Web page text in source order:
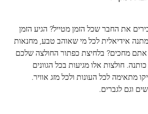
את החבר שכל הזמן מטייל? הגיע הזמן
אידיאלית לכל מי שאוהב טבע, מחנאות
אתם מחכים? בלחיצת כפתור החולצה שלכם
! חולצת טריקו 100% כותנה. חולצות אלו מגיעות בכל הגוונים
מתאימה לכל העונות ולכל מזג אוויר.
וגם לגברים.